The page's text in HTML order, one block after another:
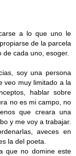
a lo que uno le
de la parcela
cada uno, esoger.
soy una persona
veo muy limitado a la
hablar sobre
no es mi campo, no
que creara una
y me voy a trabajar.
aveces en
la del poeta.
que no domine este